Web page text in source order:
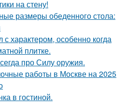
на стену!
размеры обеденного стола:
характером, особенно когда
плитке.
про Силу оружия.
работы в Москве на 2025
в гостиной.